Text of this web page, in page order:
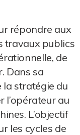
répondre aux
travaux publics
de
Dans sa
la stratégie du
l’opérateur au
L’objectif
les cycles de